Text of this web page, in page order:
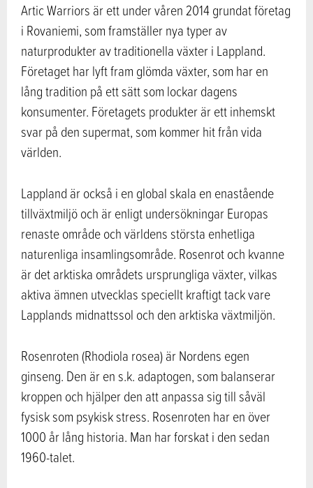
Artic Warriors är ett under våren 2014 grundat företag
i Rovaniemi, som framställer nya typer av
naturprodukter av traditionella växter i Lappland.
Företaget har lyft fram glömda växter, som har en
lång tradition på ett sätt som lockar dagens
konsumenter. Företagets produkter är ett inhemskt
svar på den supermat, som kommer hit från vida
världen.
Lappland är också i en global skala en enastående
tillväxtmiljö och är enligt undersökningar Europas
renaste område och världens största enhetliga
naturenliga insamlingsområde. Rosenrot och kvanne
är det arktiska områdets ursprungliga växter, vilkas
aktiva ämnen utvecklas speciellt kraftigt tack vare
Lapplands midnattssol och den arktiska växtmiljön.
Rosenroten (Rhodiola rosea) är Nordens egen
ginseng. Den är en s.k. adaptogen, som balanserar
kroppen och hjälper den att anpassa sig till såväl
fysisk som psykisk stress. Rosenroten har en över
1000 år lång historia. Man har forskat i den sedan
1960-talet.